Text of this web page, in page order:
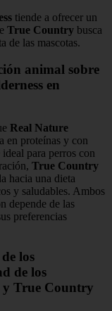
tiende a ofrecer un
True Country busca
de las mascotas.
animal sobre
en
Real Nature
en proteínas y con
para perros con
True Country
hacia una dieta
y saludables. Ambos
depende de las
preferencias
los
de los
y True Country